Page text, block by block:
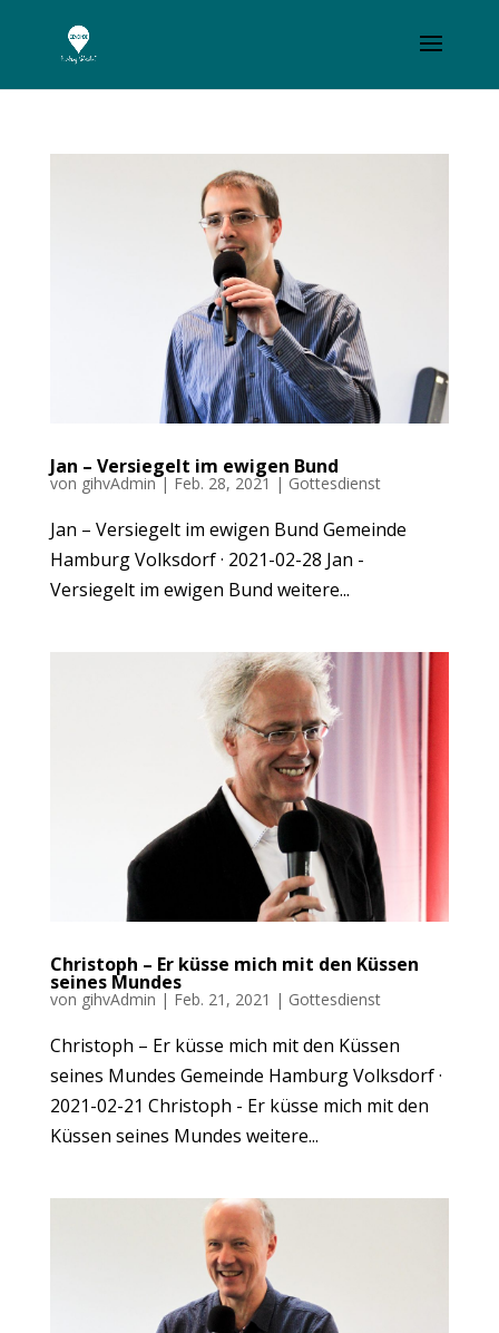
Jan – Versiegelt im ewigen Bund
von gihvAdmin| Feb. 28, 2021 | Gottesdienst
Jan – Versiegelt im ewigen Bund Gemeinde
Hamburg Volksdorf · 2021-02-28 Jan -
Versiegelt im ewigen Bund weitere...
Christoph – Er küsse mich mit den Küssen
seines Mundes
von gihvAdmin | Feb. 21, 2021 | Gottesdienst
Christoph – Er küsse mich mit den Küssen
seines Mundes Gemeinde Hamburg Volksdorf ·
2021-02-21 Christoph - Er küsse mich mit den
Küssen seines Mundes weitere...